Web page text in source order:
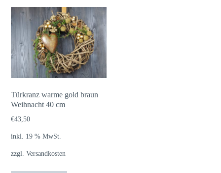
Türkranz warme gold braun
Weihnacht 40 cm
€43,50
inkl. 19 % MwSt.
zzgl.Versandkosten